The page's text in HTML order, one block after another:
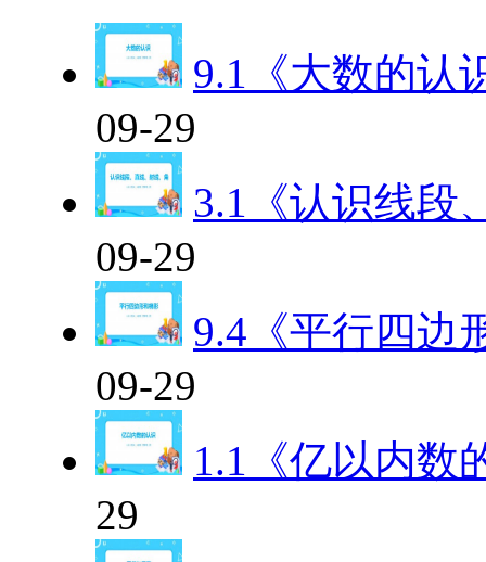
9.1《大数的认
09-29
3.1《认识线段
09-29
9.4《平行四边
09-29
1.1《亿以内数
29